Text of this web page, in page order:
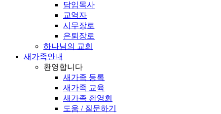
담임목사
교역자
시무장로
은퇴장로
하나님의 교회
새가족안내
환영합니다
새가족 등록
새가족 교육
새가족 환영회
도움 / 질문하기